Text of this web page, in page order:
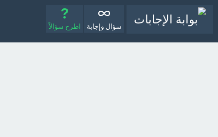
سؤال وإجابة اطرح سؤالاً